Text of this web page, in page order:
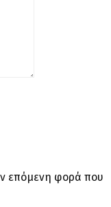
επόμενη φορά που